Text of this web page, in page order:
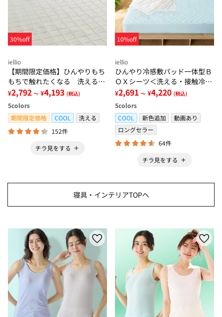
30%off
iellio
【期間限定価格】ひんやりもち
もちで触れたくなる 洗えるラ
グ＜低反発・滑りにくい・接触
冷感・防ダニ・カーペット＞
¥2,792 ～ ¥4,193 (税込)
5colors
期間限定価格
COOL
洗える
152件
チラ見をする
10%off
iellio
ひんやり冷感敷パッド一体型Ｂ
ＯＸシーツ＜洗える・接触冷
感・抗菌防臭・時短・家事楽・
ボックスシーツ・寝苦しさ対策
＞
¥2,691 ～ ¥4,220 (税込)
5colors
COOL
新色追加
動画あり
ロングセラー
64件
チラ見をする
寝具・インテリアTOPへ